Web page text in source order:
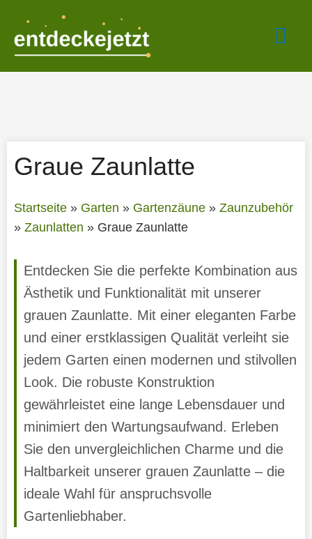
springen
Graue Zaunlatte
Startseite» Garten » Gartenzäune» Zaunzubehör
» Zaunlatten » Graue Zaunlatte
Entdecken Sie die perfekte Kombination aus
Ästhetik und Funktionalität mit unserer
grauen Zaunlatte. Mit einer eleganten Farbe
und einer erstklassigen Qualität verleiht sie
jedem Garten einen modernen und stilvollen
Look. Die robuste Konstruktion
gewährleistet eine lange Lebensdauer und
minimiert den Wartungsaufwand. Erleben
Sie den unvergleichlichen Charme und die
Haltbarkeit unserer grauen Zaunlatte – die
ideale Wahl für anspruchsvolle
Gartenliebhaber.